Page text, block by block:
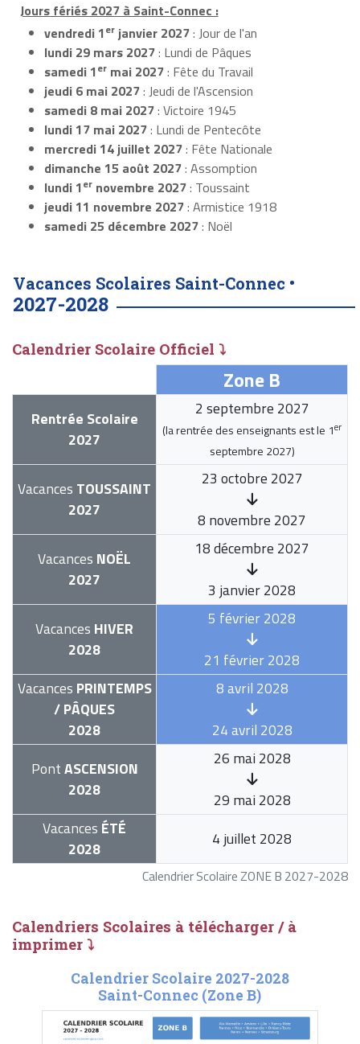
Jours fériés 2027 à Saint-Connec :
vendredi 1er janvier 2027: Jour de l'an
lundi 29 mars 2027: Lundi de Pâques
samedi 1er mai 2027: Fête du Travail
jeudi 6 mai 2027: Jeudi de l'Ascension
samedi 8 mai 2027: Victoire 1945
lundi 17 mai 2027: Lundi de Pentecôte
mercredi 14 juillet 2027: Fête Nationale
dimanche 15 août 2027: Assomption
lundi 1er novembre 2027: Toussaint
jeudi 11 novembre 2027: Armistice 1918
samedi 25 décembre 2027: Noël
Vacances Scolaires Saint-Connec •
2027-2028
Calendrier Scolaire Officiel ⤵
Calendrier Scolaire ZONE B 2027-2028
Zone B
Rentrée Scolaire
2027
2 septembre 2027
(la rentrée des enseignants est le 1er
septembre 2027)
Vacances TOUSSAINT
2027
23 octobre 2027
8 novembre 2027
Vacances NOËL
2027
18 décembre 2027
3 janvier 2028
Vacances HIVER
2028
5 février 2028
21 février 2028
Vacances PRINTEMPS
/ PÂQUES
2028
8 avril 2028
24 avril 2028
PontASCENSION
2028
26 mai 2028
29 mai 2028
Vacances ÉTÉ
2028
4 juillet 2028
Calendriers Scolaires à télécharger / à
imprimer ⤵
Calendrier Scolaire 2027-2028
Saint-Connec (Zone B)